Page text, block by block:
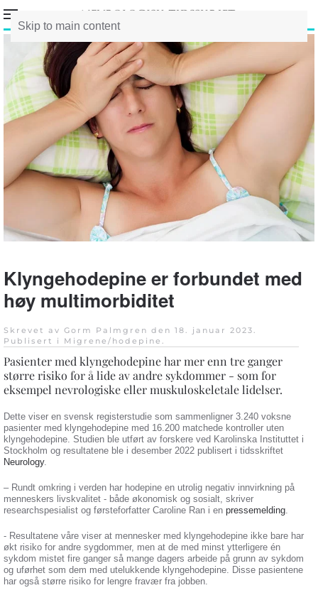
Skip to main content
Klyngehodepine er forbundet med
høy multimorbiditet
Skrevet av Gorm Palmgren den 18. januar 2023
Publisert i Migrene/hodepine
Pasienter med klyngehodepine har mer enn tre ganger
større risiko for å lide av andre sykdommer - som for
eksempel nevrologiske eller muskuloskeletale lidelser.
Dette viser en svensk registerstudie som sammenligner 3.240 voksne
pasienter med klyngehodepine med 16.200 matchede kontroller uten
klyngehodepine. Studien ble utført av forskere ved Karolinska Instituttet i
Stockholm og resultatene ble i desember 2022 publisert i tidsskriftet
Neurology.
– Rundt omkring i verden har hodepine en utrolig negativ innvirkning på
menneskers livskvalitet - både økonomisk og sosialt, skriver
researchspesialist og førsteforfatter Caroline Ran i en pressemelding
- Resultatene våre viser at mennesker med klyngehodepine ikke bare har
økt risiko for andre sygdommer, men at de med minst ytterligere én
sykdom mistet fire ganger så mange dagers arbeide på grunn av sykdom
og uførhet som dem med utelukkende klyngehodepine. Disse pasientene
har også større risiko for lengre fravær fra jobben.